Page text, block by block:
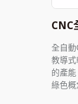
CNC
全自
教導
的產
綠色概